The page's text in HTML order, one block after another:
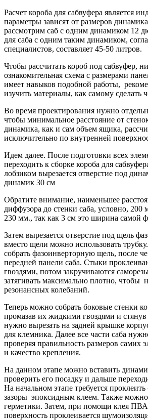
Расчет короба для сабвуфера является
параметры зависят от размеров
рассмотрим саб с одним динамиком 12
для саба с одним таким динамиком,
специалистов, составляет 45-50 литров.
Чтобы рассчитать короб под сабвуфер,
ознакомительная схема с размерами
имеет навыков подобной работы,
изучить материалы, как самому сделать
Во время проектирования нужно
чтобы минимальное расстояние от
динамика, как и сам объем ящика,
исключительно по внутренней
Идем далее. После подготовки всех
переходить к сборке короба для
лобзиком вырезается отверстие под
динамик 30 см
Обратите внимание, наименьшее
диффузора до стенки саба, условно,
230 мм., так как 3 см это ширина самой
Затем вырезается отверстие под щель
вместо щели можно использовать
собрать фазоинверторную щель, после
передней панели саба. Стыки
гвоздями, потом закручиваются
затягивать максимально плотно, чтобы
резонансных колебаний.
Теперь можно собрать боковые стенки
промазав их жидкими гвоздями и
нужно вырезать на задней крышке
для клемника. Далее все части саба
проверяя правильность размеров самих
и качество крепления.
На данном этапе можно вставить
проверить его посадку и дальше
На начальном этапе требуется
зазоры эпоксидным клеем. Также можно
герметики. Затем, при помощи клея ПВА
поверхность проклеивается